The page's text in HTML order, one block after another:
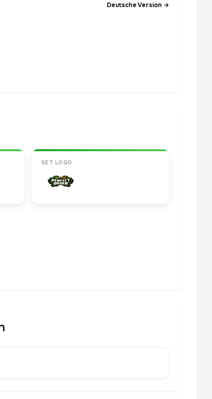
Deutsche Version →
SET LOGO